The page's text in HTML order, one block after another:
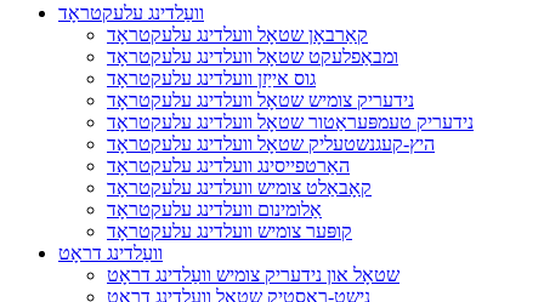
וועַלדינג עלעקטראָד
קאַרבאָן שטאָל וועלדינג עלעקטראָד
ומבאַפלעקט שטאָל וועלדינג עלעקטראָד
גוס אייַזן וועלדינג עלעקטראָד
נידעריק צומיש שטאָל וועלדינג עלעקטראָד
נידעריק טעמפּעראַטור שטאָל וועלדינג עלעקטראָד
היץ-קעגנשטעליק שטאָל וועלדינג עלעקטראָד
האַרטפייסינג וועלדינג עלעקטראָד
קאָבאַלט צומיש וועלדינג עלעקטראָד
אַלומינום וועלדינג עלעקטראָד
קופּער צומיש וועלדינג עלעקטראָד
וועַלדינג דראָט
שטאָל און נידעריק צומיש וועַלדינג דראָט
נישט-ראַסטיק שטאָל וועלדינג דראָט